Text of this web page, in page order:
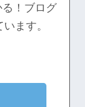
る！ブログ
ます。